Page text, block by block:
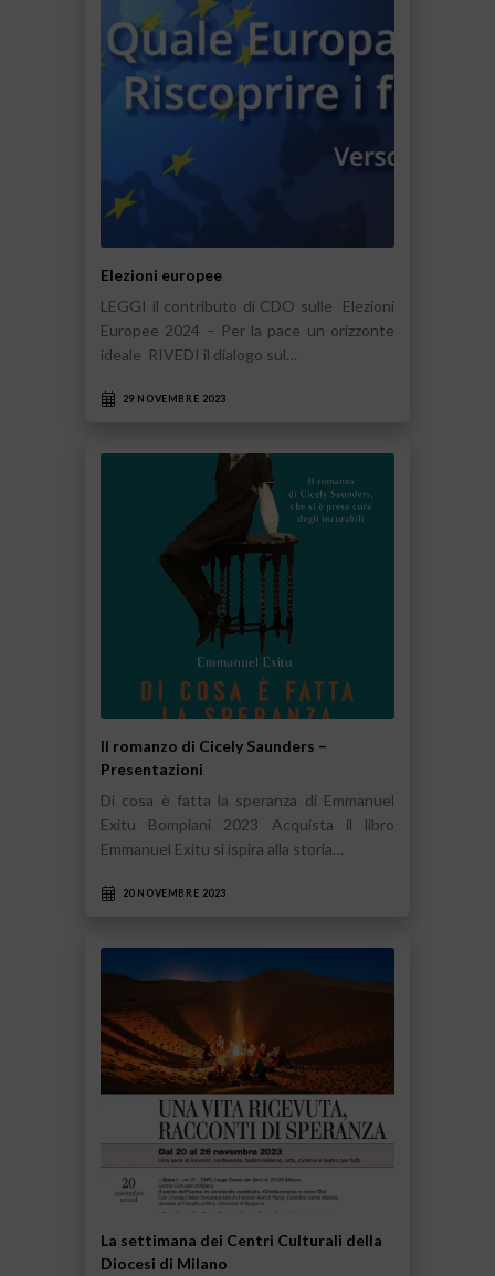
Elezioni europee
LEGGI il contributo di CDO sulle Elezioni
Europee 2024 – Per la pace un orizzonte
ideale RIVEDI il dialogo sul…
29 NOVEMBRE 2023
Il romanzo di Cicely Saunders –
Presentazioni
Di cosa è fatta la speranza di Emmanuel
Exitu Bompiani 2023 Acquista il libro
Emmanuel Exitu si ispira alla storia…
20 NOVEMBRE 2023
La settimana dei Centri Culturali della
Diocesi di Milano